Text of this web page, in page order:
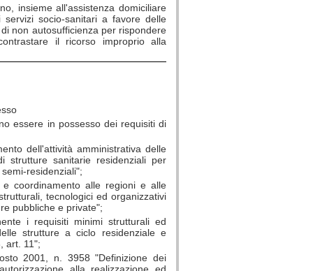
insieme all'assistenza domiciliare
socio-sanitari a favore delle
non autosufficienza per rispondere
il ricorso improprio alla
essere in possesso dei requisiti di
dell'attività amministrativa delle
strutture sanitarie residenziali per
residenziali";
coordinamento alle regioni e alle
tecnologici ed organizzativi
pubbliche e private";
i requisiti minimi strutturali ed
strutture a ciclo residenziale e
art. 11";
2001, n. 3958 "Definizione dei